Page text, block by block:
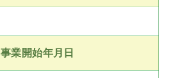
事業開始年月日